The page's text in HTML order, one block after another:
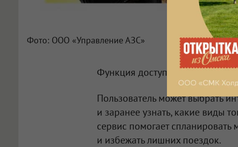
Фото: ООО «Управление АЗС»
Функция доступна в
Пользователь может выбрать
и заранее узнать, какие виды
сервис помогает
и избежать лишних поездок.